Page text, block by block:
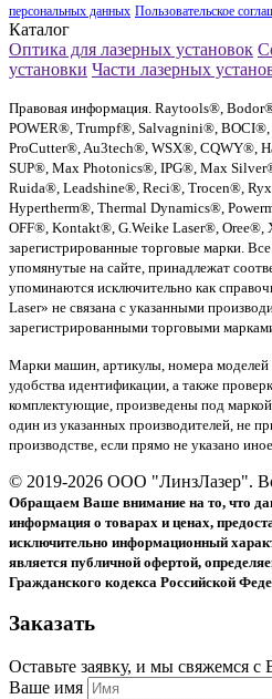
персональных данных Пользовательское
Каталог
Оптика для лазерных установок
установки Части лазерных
Правовая информация. Raytools®,
POWER®, Trumpf®, Salvagnini®, BOCI®,
ProCutter®, Au3tech®, WSX®, CQWY®,
SUP®, Max Photonics®, IPG®, Max
Ruida®, Leadshine®, Reci®, Trocen®,
Hypertherm®, Thermal Dynamics®,
OFF®, Kontakt®, G.Weike Laser®, Oree®,
зарегистрированные торговые марки.
упомянутые на сайте, принадлежат
упоминаются исключительно как
Laser» не связана с указанными
зарегистрированными торговыми
Марки машин, артикулы, номера моделей
удобства идентификации, а также
комплектующие, произведены под
один из указанных производителей, не
производстве, если прямо не указано иное.
© 2019-2026 ООО "ЛинзЛазер".
Обращаем Ваше внимание на то, что
информация о товарах и ценах,
исключительно информационный
является публичной офертой,
Гражданского кодекса Российской
Заказать
Оставьте заявку, и мы свяжемся
Ваше имя